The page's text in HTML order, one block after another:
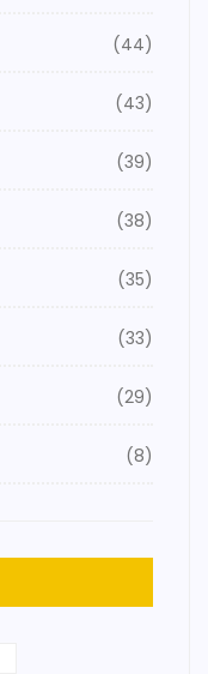
(44)
(43)
(39)
(38)
(35)
(33)
(29)
(8)